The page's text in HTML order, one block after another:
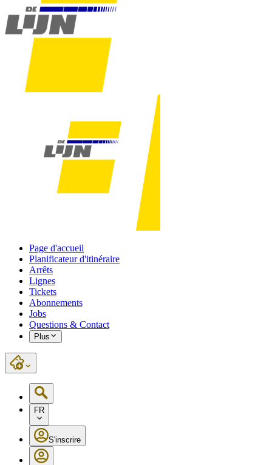
Page d'accueil
Planificateur d'itinéraire
Arrêts
Lignes
Tickets
Abonnements
Jobs
Questions & Contact
Plus
FR
S'inscrire